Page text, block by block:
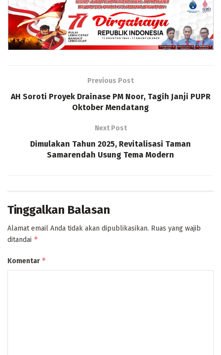
Previous Post
AH Soroti Proyek Drainase PM Noor, Tagih Janji PUPR
Oktober Mendatang
Next Post
Dimulakan Tahun 2025, Revitalisasi Taman
Samarendah Usung Tema Modern
Tinggalkan Balasan
Alamat email Anda tidak akan dipublikasikan. Ruas yang wajib
ditandai *
Komentar *